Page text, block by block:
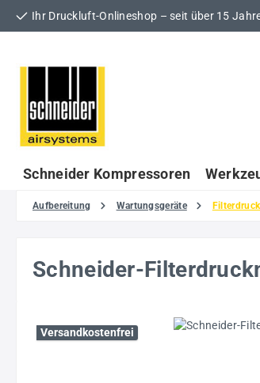
Hauptinhalt springen
Zur Suche springen
Zur Hauptnavigation springen
Ihr Druckluft-Onlineshop – seit über 15
Schneider Kompressoren
Aufbereitung Wartungsgeräte
Schneider-
Bildergalerie überspringen
Versandkostenfrei